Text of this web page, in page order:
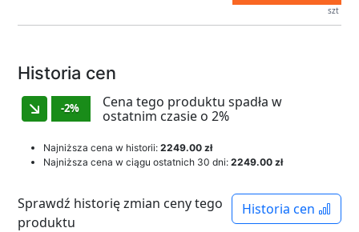
szt
Historia cen
-2%
Cena tego produktu spadła w
ostatnim czasie o 2%
Najniższa cena w historii: 2249.00 zł
Najniższa cena w ciągu ostatnich 30 dni: 2249.00 zł
Historia cen
Sprawdź historię zmian ceny tego
produktu